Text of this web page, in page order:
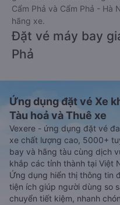
Cẩm Phả và Cẩm Phả - Hà
hãng xe.
Đặt vé máy bay
Phả
Ứng dụng đặt vé Xe
Tàu hoả và Thuê xe
Vexere - ứng dụng đặt vé
xe chất lượng cao, 5000+
bay và hãng tàu cùng dịch
khắp các tỉnh thành tại Việt
Ứng dụng hiển thị thông tin
tiện ích giúp người dùng so
chuyển tiết kiệm, nhanh